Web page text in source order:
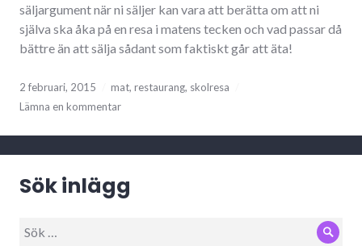
säljargument när ni säljer kan vara att berätta om att ni
själva ska åka på en resa i matens tecken och vad passar då
bättre än att sälja sådant som faktiskt går att äta!
2 februari, 2015 mat, restaurang, skolresa
Lämna en kommentar
Sök inlägg
Sök
Sök